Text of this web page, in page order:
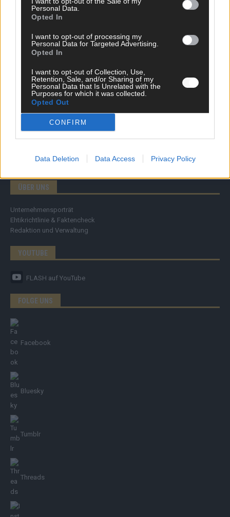
Personal Data.
Opted In
I want to opt-out of processing my
Personal Data for Targeted Advertising.
Opted In
I want to opt-out of Collection, Use,
Retention, Sale, and/or Sharing of my
Personal Data that Is Unrelated with the
Purposes for which it was collected.
Opted Out
CONFIRM
Data Deletion Data Access Privacy Policy
DIREKT ZUM THEMA
Politik & Co
Money Matters
Tipps & Tricks
Brainpower
Specials
Meinung
ÜBER UNS
Unternehmensporträt
Ehtikrichtlinie & Faktencheck
Redaktion und Verwaltung
YOUTUBE
FLASH auf YouTube
FOLGE UNS
Facebook
Bluesky
Tumblr
Threads